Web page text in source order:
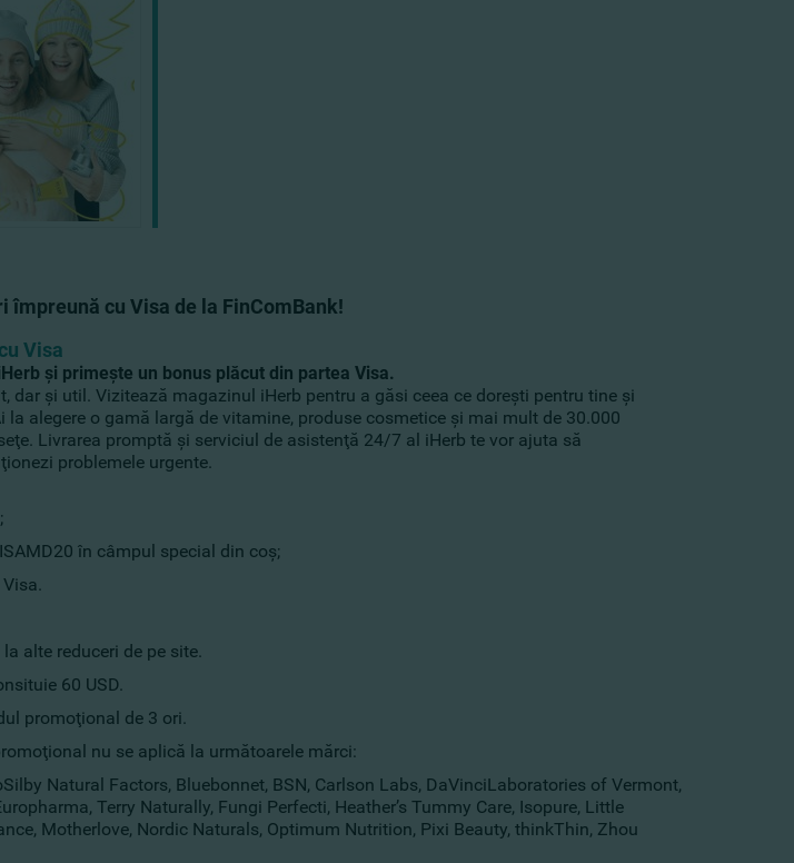
împreună cu Visa de la FinComBank!
Visa
şi primeşte un bonus plăcut din partea Visa.
dar şi util. Vizitează magazinul iHerb pentru a găsi ceea ce doreşti pentru tine şi
la alegere o gamă largă de vitamine, produse cosmetice şi mai mult de 30.000
Livrarea promptă şi serviciul de asistenţă 24/7 al iHerb te vor ajuta să
problemele urgente.
în câmpul special din coş;
alte reduceri de pe site.
60 USD.
promoţional de 3 ori.
nu se aplică la următoarele mărci:
Natural Factors, Bluebonnet, BSN, Carlson Labs, DaVinciLaboratories of Vermont,
Terry Naturally, Fungi Perfecti, Heather’s Tummy Care, Isopure, Little
Motherlove, Nordic Naturals, Optimum Nutrition, Pixi Beauty, thinkThin, Zhou